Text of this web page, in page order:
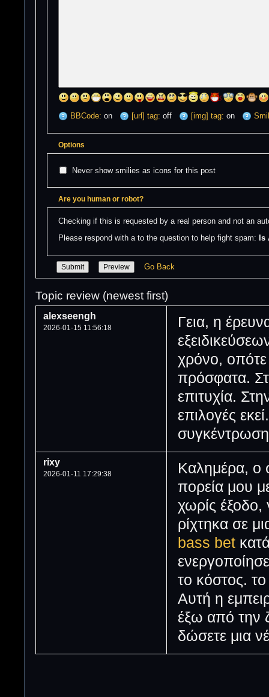
BBCode: on [url] tag: off [img] tag: on
Options
Never show smilies as icons for this post
Are you human or robot?
Checking if this is requested by a real person and not an
Please respond with a to the question to help fight spam: Is
Go Back
Topic review (newest first)
alexseengh
2026-01-15 11:56:18
Γεια, η
χρόνο,
πρόσφατα.
επιτυχία.
επιλογές
rixy
2026-01-11 17:29:38
Καλημέρα, ο
πορεία μου
χωρίς έξοδο,
ρίχτηκα σε
bass bet
το κόστος.
Αυτή η
έξω από την
δώσετε μια